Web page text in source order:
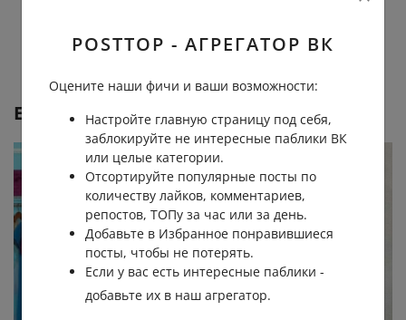
Еще от Тайны умной женщины
POSTTOP - АГРЕГАТОР ВК
Оцените наши фичи и ваши возможности:
Настройте главную страницу под себя,
заблокируйте не интересные паблики ВК
или целые категории.
Отсортируйте популярные посты по
количеству лайков, комментариев,
репостов, ТОПу за час или за день.
Добавьте в Избранное понравившиеся
посты, чтобы не потерять.
Если у вас есть интересные паблики -
добавьте их в наш агрегатор.